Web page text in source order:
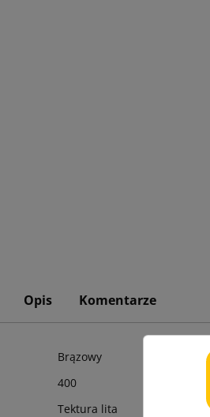
Opis Komentarze
Brązowy
400
Tektura lita